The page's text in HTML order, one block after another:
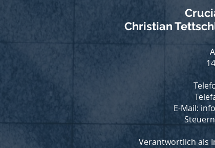
Christian
E-Mail:
Verantwortlich als